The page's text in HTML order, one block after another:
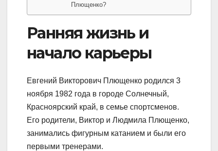
Плющенко?
Ранняя жизнь и
начало карьеры
Евгений Викторович Плющенко родился 3
ноября 1982 года в городе Солнечный,
Красноярский край, в семье спортсменов.
Его родители, Виктор и Людмила Плющенко,
занимались фигурным катанием и были его
первыми тренерами.